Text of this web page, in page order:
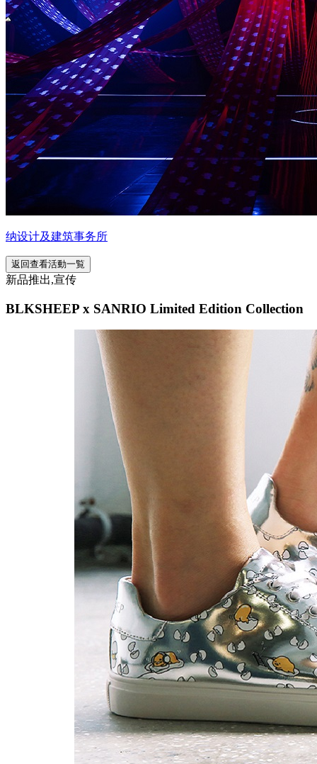
纳设计及建筑事务所
返回查看活動一覧
新品推出,宣传
BLKSHEEP x SANRIO Limited Edition Collection